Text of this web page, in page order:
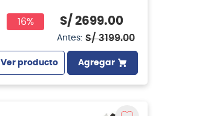
16% S/ 2699.00
Antes: S/ 3199.00
Ver producto Agregar